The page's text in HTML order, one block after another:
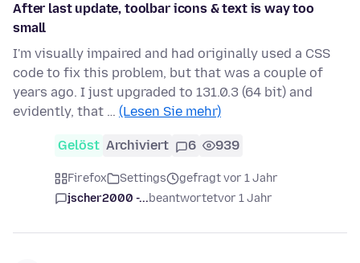
After last update, toolbar icons & text is way too
small
I'm visually impaired and had originally used a CSS
code to fix this problem, but that was a couple of
years ago. I just upgraded to 131.0.3 (64 bit) and
evidently, that … (Lesen Sie mehr)
Gelöst Archiviert 6 939
Firefox Settings
gefragt vor 1 Jahr
jscher2000 -...beantwortetvor 1 Jahr